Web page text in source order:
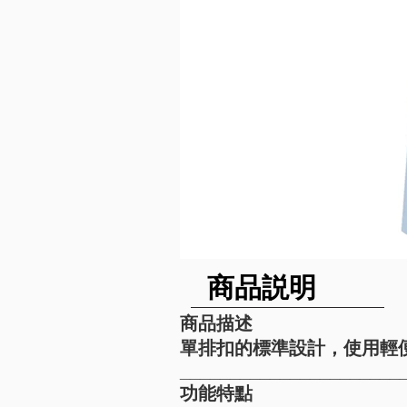
​商品説明
商品描述
單排扣的標準設計，使用輕
功能特點